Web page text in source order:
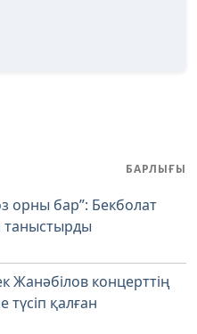
БАРЛЫҒЫ
орны бар”: Бекболат
таныстырды
Жанәбілов концерттің
түсіп қалған